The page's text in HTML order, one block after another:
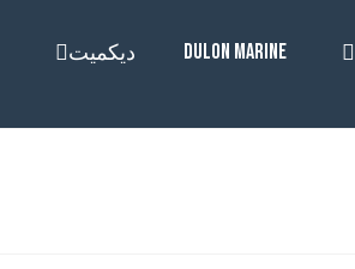
DULON MARINE ديكميت